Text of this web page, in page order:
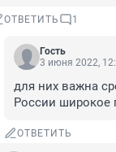
ОТВЕТИТЬ 1
Гость
3 июня 2022,
для них важна
России широкое
ОТВЕТИТЬ